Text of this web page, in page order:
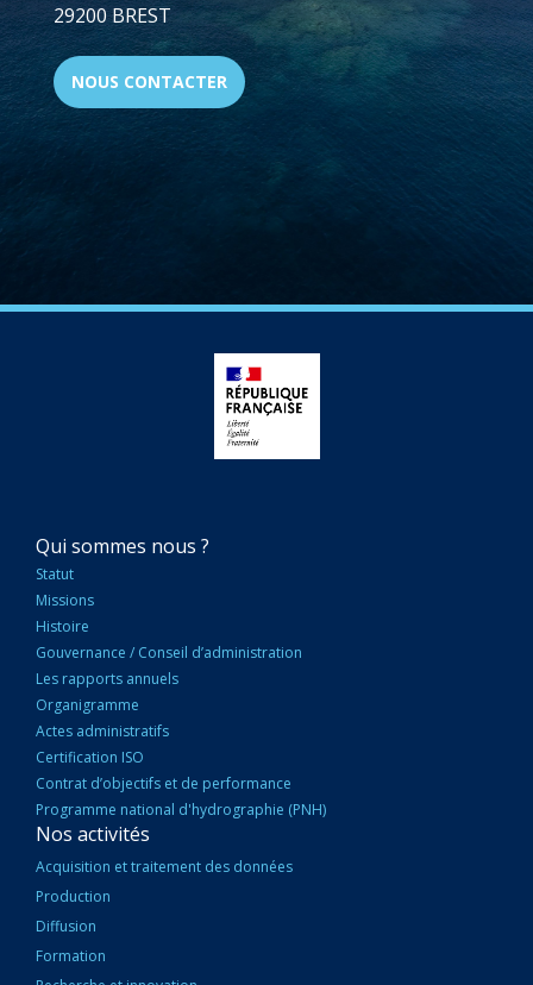
29200 BREST
NOUS CONTACTER
NAVIGATION
PRINCIPALE
Qui sommes nous ?
Statut
Missions
Histoire
Gouvernance / Conseil d’administration
Les rapports annuels
Organigramme
Actes administratifs
Certification ISO
Contrat d’objectifs et de performance
Programme national d'hydrographie (PNH)
Nos activités
Acquisition et traitement des données
Production
Diffusion
Formation